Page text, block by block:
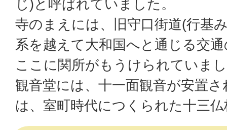
じ)と呼ばれていました。
寺のまえには、旧守口街道(行基
系を越えて大和国へと通じる交
ここに関所がもうけられていま
観音堂には、十一面観音が安置
は、室町時代につくられた十三